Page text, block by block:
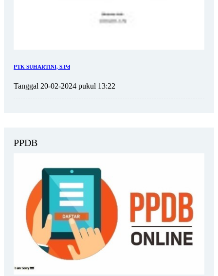
PTK SUHARTINI, S.Pd
Tanggal 20-02-2024 pukul 13:22
PPDB